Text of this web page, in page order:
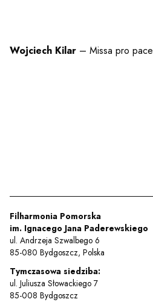
Wojciech Kilar – Missa pro pace
Filharmonia Pomorska
im. Ignacego Jana Paderewskiego
ul. Andrzeja Szwalbego 6
85-080 Bydgoszcz, Polska
Tymczasowa siedziba:
ul. Juliusza Słowackiego 7
85-008 Bydgoszcz